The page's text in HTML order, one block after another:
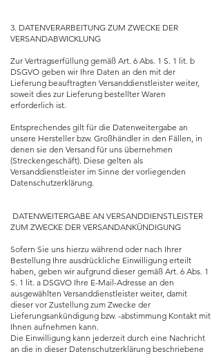
3. DATENVERARBEITUNG ZUM ZWECKE DER
VERSANDABWICKLUNG
Zur Vertragserfüllung gemäß Art. 6 Abs. 1 S. 1 lit. b
DSGVO geben wir Ihre Daten an den mit der
Lieferung beauftragten Versanddienstleister weiter,
soweit dies zur Lieferung bestellter Waren
erforderlich ist.
Entsprechendes gilt für die Datenweitergabe an
unsere Hersteller bzw. Großhändler in den Fällen, in
denen sie den Versand für uns übernehmen
(Streckengeschäft). Diese gelten als
Versanddienstleister im Sinne der vorliegenden
Datenschutzerklärung.
DATENWEITERGABE AN VERSANDDIENSTLEISTER
ZUM ZWECKE DER VERSANDANKÜNDIGUNG
Sofern Sie uns hierzu während oder nach Ihrer
Bestellung Ihre ausdrückliche Einwilligung erteilt
haben, geben wir aufgrund dieser gemäß Art. 6 Abs. 1
S. 1 lit. a DSGVO Ihre E-Mail-Adresse an den
ausgewählten Versanddienstleister weiter, damit
dieser vor Zustellung zum Zwecke der
Lieferungsankündigung bzw. -abstimmung Kontakt mit
Ihnen aufnehmen kann.
Die Einwilligung kann jederzeit durch eine Nachricht
an die in dieser Datenschutzerklärung beschriebene